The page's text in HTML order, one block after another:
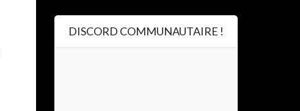
DISCORD COMMUNAUTAIRE !